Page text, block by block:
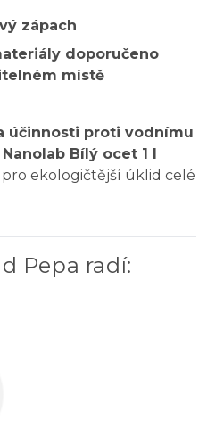
zápach
doporučeno
místě
účinnosti proti vodnímu
Bílý ocet 1 l
ekologičtější úklid celé
Pepa radí: